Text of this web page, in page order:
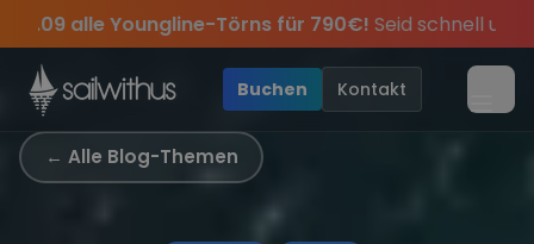
Skip to contentTörns für 790€!Seid schnell und sichert euch
Sichere Dir jetztDein Meilenbuch und Deine
und exklusive Angebote mehr Sowie20€ Rabatt
des Jahres, sei dabei. Season Closing
Buchen Kontakt
← Alle Blog-Themen